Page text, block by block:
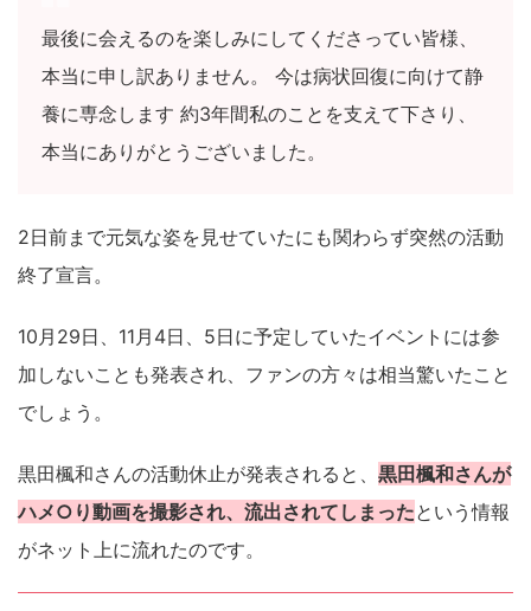
最後に会えるのを楽しみにしてくださってい皆様、
本当に申し訳ありません。 今は病状回復に向けて静
養に専念します 約3年間私のことを支えて下さり、
本当にありがとうございました。
2日前まで元気な姿を見せていたにも関わらず突然の活動
終了宣言。
10月29日、11月4日、5日に予定していたイベントには参
加しないことも発表され、ファンの方々は相当驚いたこと
でしょう。
黒田楓和さんの活動休止が発表されると、 黒田楓和さんが
ハメ○り動画を撮影され、流出されてしまったという情報
がネット上に流れたのです。